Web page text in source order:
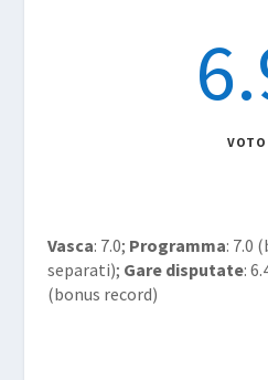
VOTO
Vasca: 7.0; Programma: 7.0
separati); Gare disputate:
(bonus record)